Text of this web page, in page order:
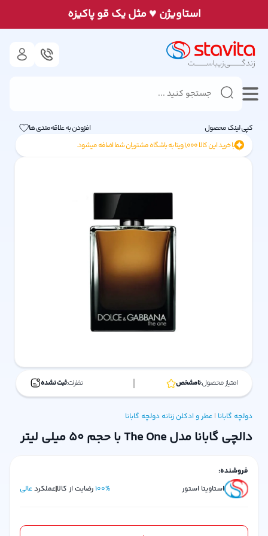
استاويژن ♥مثل يک قو پاكيزه
کپی لینک محصول
افزودن به علاقه‌مندی ها
با خرید این کالا1,000ویتا به باشگاه مشتریان شما اضافه میشود.
امتیاز محصول:نامشخص نظرات:ثبت نشده
دولچه گابانا | عطر و ادکلن زنانه دولچه گابانا
دالچی گابانا مدل The One با حجم 50 میلی لیتر
فروشنده:
استاویتا استور
100% رضایت از کالاعملکردعالی